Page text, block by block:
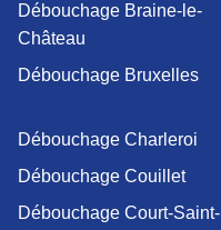
Débouchage Braine-le-
Château
Débouchage Bruxelles
Débouchage Charleroi
Débouchage Couillet
Débouchage Court-Saint-